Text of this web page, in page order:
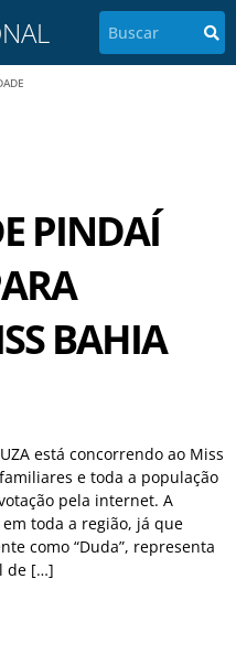
PINDAÍ
BAHIA
está concorrendo ao Miss
e toda a população
pela internet. A
toda a região, já que
como “Duda”, representa
de […]